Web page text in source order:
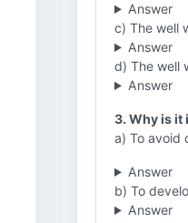
Answer
c) The well
Answer
d) The well
Answer
3. Why is it
a) To avoid
Answer
b) To
Answer